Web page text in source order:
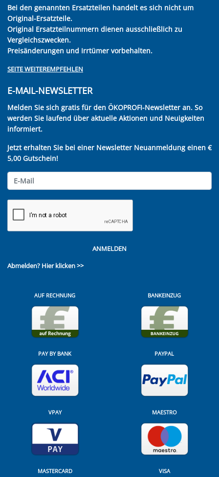
Bei den genannten Ersatzteilen handelt es sich nicht um
Original-Ersatzteile.
Original Ersatzteilnummern dienen ausschließlich zu
Vergleichszwecken.
Preisänderungen und Irrtümer vorbehalten.
SEITE WEITEREMPFEHLEN
E-MAIL-NEWSLETTER
Melden Sie sich gratis für den ÖKOPROFI-Newsletter an. So
werden Sie laufend über aktuelle Aktionen und Neuigkeiten
informiert.
Jetzt erhalten Sie bei einer Newsletter Neuanmeldung einen €
5,00 Gutschein!
ANMELDEN
Abmelden? Hier klicken >>
AUF RECHNUNG BANKEINZUG
PAY BY BANK PAYPAL
VPAY MAESTRO
MASTERCARD VISA